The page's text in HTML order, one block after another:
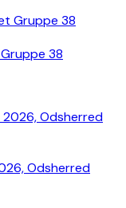
38
Odsherred